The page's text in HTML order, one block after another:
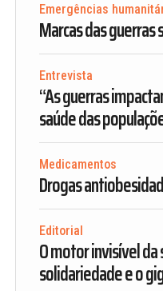
Emergências
Marcas das guerras
Entrevista
“As guerras
saúde das
Medicamentos
Drogas
Editorial
O motor invisível da
solidariedade e o